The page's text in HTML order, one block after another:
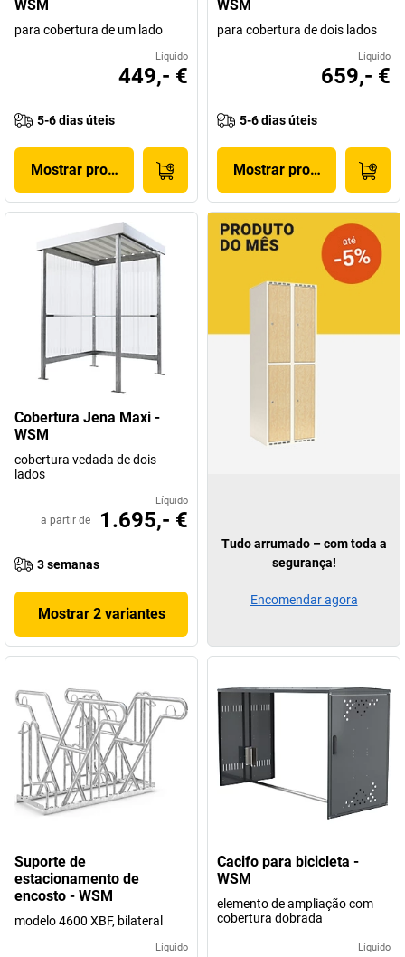
WSM
para cobertura de um lado
Líquido
449,- €
5-6 dias úteis
Mostrar produto
WSM
para cobertura de dois lados
Líquido
659,- €
5-6 dias úteis
Mostrar produto
Cobertura Jena Maxi -
WSM
cobertura vedada de dois
lados
Líquido
a partir de 1.695,- €
3 semanas
Mostrar 2 variantes
Suporte de
estacionamento de
encosto - WSM
modelo 4600 XBF, bilateral
Líquido
Cacifo para bicicleta -
WSM
elemento de ampliação com
cobertura dobrada
Líquido
Tudo arrumado – com toda a
segurança!
Encomendar agora